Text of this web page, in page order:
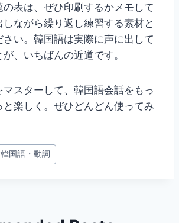
表は、ぜひ印刷するかメモして
ながら繰り返し練習する素材と
さい。韓国語は実際に声に出して
、いちばんの近道です。
マスターして、韓国語会話をもっ
と楽しく。ぜひどんどん使ってみ
韓国語・動詞